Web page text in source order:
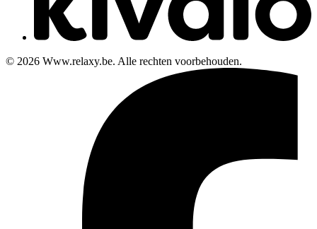
© 2026 Www.relaxy.be. Alle rechten voorbehouden.